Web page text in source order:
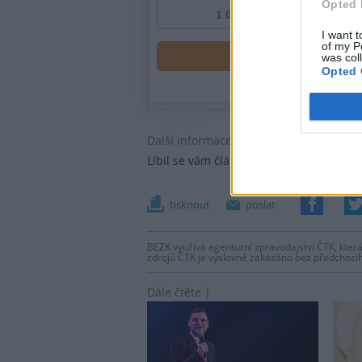
Opted
I want
of my
was
Opted
Další informace |
Líbil se vám článek?
Přispějte si na
tisknout poslat
BEZK využívá agenturní zpravodajství ČTK,
zdrojů ČTK je výslovně zakázáno bez
Dále čtěte |